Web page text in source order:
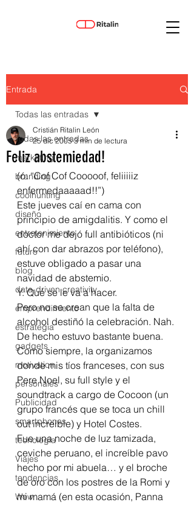
Entrada
Todas las entradas
marketing
branding
coolhunting
diseño
entretenimiento
futuro
blog
data-driven creativity
emprendimiento
estrategia
gadgets
motivation
personales
Publicidad
smartphones
tecnología
Viajes
tendencias
Wow
Todas las entradas
Feliz abstemiedad!
Cristián Ritalin León
25 dic 2005 3 min de lectura
(ó: “Cof Cof Cooooof, feliiiiiz
enfermedaaaaad!!”)
Este jueves caí en cama con
principio de amigdalitis. Y como el
doctor me dejó full antibióticos (ni
ahí con dar abrazos por teléfono),
estuve obligado a pasar una
navidad de abstemio.
Y. Qué se le va a hacer.
Pero no se crean que la falta de
alcohol destiñó la celebración. Nah.
De hecho estuvo bastante buena.
Como siempre, la organizamos
donde mis tíos franceses, con sus
Pere Noel, su full style y el
soundtrack a cargo de Cocoon (un
grupo francés que se toca un chill
out increíble) y Hotel Costes.
Fue una noche de luz tamizada,
ceviche peruano, el increíble pavo
hecho por mi abuela… y el broche
de oro con los postres de la Romi y
mi mamá (en esta ocasión, Panna